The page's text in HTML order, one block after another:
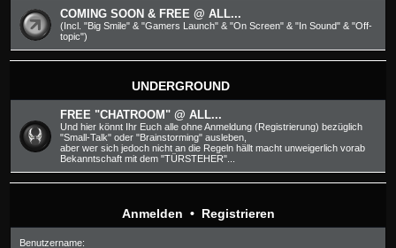
COMING SOON & FREE @ ALL...
(Incl. "Big Smile" & "Gamers Launch" & "On Screen" & "In Sound" & "Off-
topic")
UNDERGROUND
FREE "CHATROOM" @ ALL...
Und hier könnt Ihr Euch alle ohne Anmeldung (Registrierung) bezüglich
"Small-Talk" oder "Brainstorming" ausleben,
aber wer sich jedoch nicht an die Regeln hällt macht unweigerlich vorab
Bekanntschaft mit dem "TÜRSTEHER"...
Anmelden • Registrieren
Benutzername: